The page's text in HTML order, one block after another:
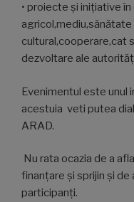
• proiecte și inițiative
cultural,cooperare,cat
dezvoltare ale
Evenimentul este unul
acestuia veti putea
ARAD.
Nu rata ocazia de a
finanțare și sprijin şi
participanți.